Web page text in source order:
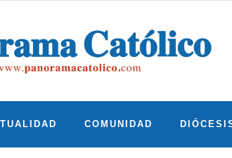
COMUNIDAD